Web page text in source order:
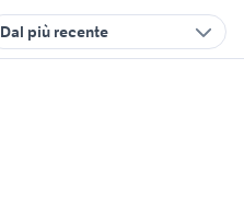
Dal più recente